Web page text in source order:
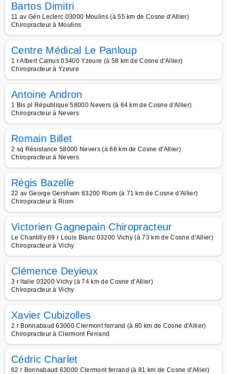
Bartos Dimitri
11 av Gén Leclerc 03000 Moulins (à 55 km de Cosne d'Allier)
Chiropracteur à Moulins
Centre Médical Le Panloup
1 r Albert Camus 03400 Yzeure (à 58 km de Cosne d'Allier)
Chiropracteur à Yzeure
Antoine Andron
1 Bis pl République 58000 Nevers (à 64 km de Cosne d'Allier)
Chiropracteur à Nevers
Romain Billet
2 sq Résistance 58000 Nevers (à 66 km de Cosne d'Allier)
Chiropracteur à Nevers
Régis Bazelle
22 av George Gershwin 63200 Riom (à 71 km de Cosne d'Allier)
Chiropracteur à Riom
Victorien Gagnepain Chiropracteur
Le Chantilly 69 r Louis Blanc 03200 Vichy (à 73 km de Cosne d'Allier)
Chiropracteur à Vichy
Clémence Deyieux
3 r Italie 03200 Vichy (à 74 km de Cosne d'Allier)
Chiropracteur à Vichy
Xavier Cubizolles
2 r Bonnabaud 63000 Clermont ferrand (à 80 km de Cosne d'Allier)
Chiropracteur à Clermont Ferrand
Cédric Charlet
62 r Bonnabaud 63000 Clermont ferrand (à 81 km de Cosne d'Allier)